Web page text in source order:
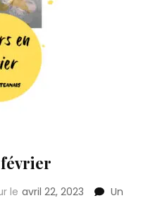
février
le avril 22, 2023
Un